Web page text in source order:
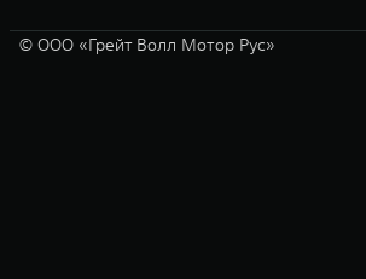
© ООО «Грейт Волл Мотор Рус»